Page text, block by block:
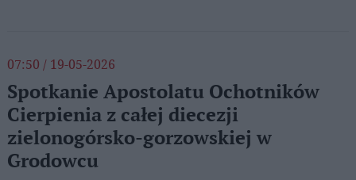
07:50 / 19-05-2026
Spotkanie Apostolatu Ochotników
Cierpienia z całej diecezji
zielonogórsko-gorzowskiej w
Grodowcu